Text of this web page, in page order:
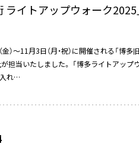
ライトアップウォーク
）～11月3日（月・祝）に開催される「博
担当いたしました。 「博多ライトアッ
れ…